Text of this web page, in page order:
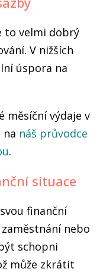
to velmi dobrý
V nižších
úspora na
měsíční výdaje v
na náš průvodce
.
situace
finanční
nebo
schopni
může zkrátit